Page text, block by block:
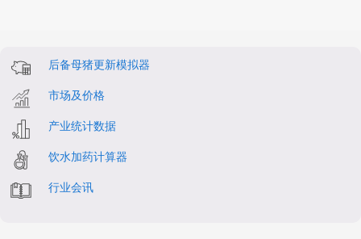
后备母猪更新模拟器
市场及价格
产业统计数据
饮水加药计算器
行业会讯